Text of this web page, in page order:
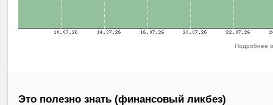
Подробнее
Это полезно знать (финансовый ликбез)